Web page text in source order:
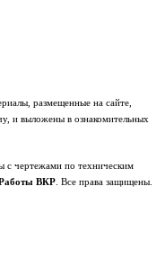
размещенные на сайте,
и выложены в ознакомительных
чертежами по техническим
ВКР. Все права защищены.